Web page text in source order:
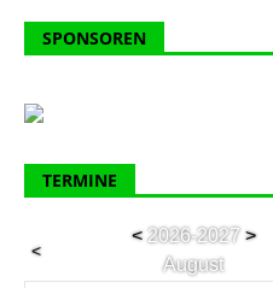
SPONSOREN
TERMINE
<
<2026-2027 >
August